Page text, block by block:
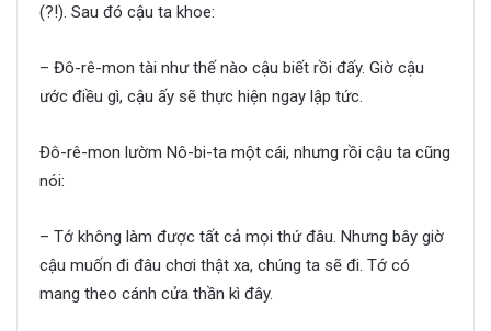
(?!). Sau đó cậu ta khoe:
– Đô-rê-mon tài như thế nào cậu biết rồi đấy. Giờ cậu
ước điều gì, cậu ấy sẽ thực hiện ngay lập tức.
Đô-rê-mon lườm Nô-bi-ta một cái, nhưng rồi cậu ta cũng
nói:
– Tớ không làm được tất cả mọi thứ đâu. Nhưng bây giờ
cậu muốn đi đâu chơi thật xa, chúng ta sẽ đi. Tớ có
mang theo cánh cửa thần kì đây.